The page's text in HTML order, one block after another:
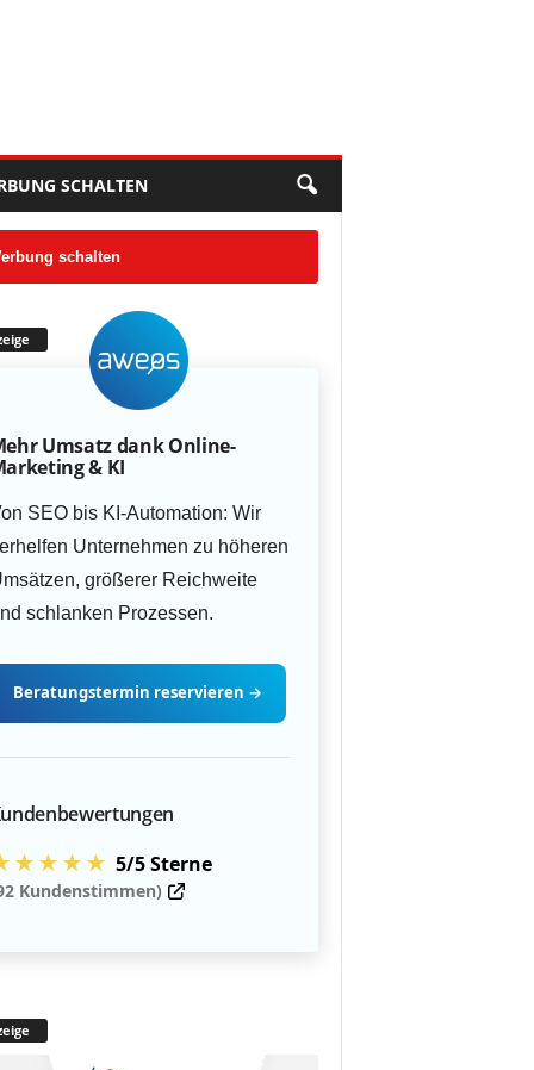
SCHALTEN
schalten
Umsatz dank Online-
& KI
SEO bis KI-Automation: Wir
Unternehmen zu höheren
größerer Reichweite
schlanken Prozessen.
Beratungstermin reservieren →
5/5 Sterne
Kundenstimmen)